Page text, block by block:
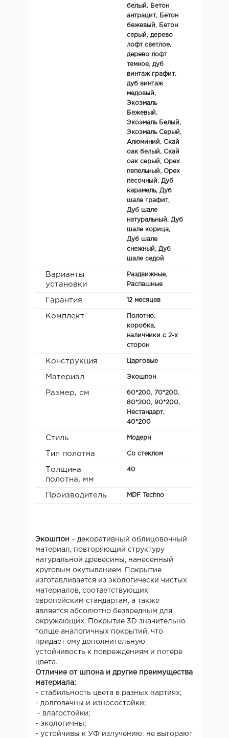
белый, Бетон
антрацит, Бетон
бежевый, Бетон
серый, дерево
лофт светлое,
дерево лофт
темное, дуб
винтаж графит,
дуб винтаж
медовый,
Экоэмаль
Бежевый,
Экоэмаль Белый,
Экоэмаль Серый,
Алюминий, Скай
оак белый, Скай
оак серый, Орех
пепельный, Орех
песочный, Дуб
карамель, Дуб
шале графит,
Дуб шале
натуральный, Дуб
шале корица,
Дуб шале
снежный, Дуб
шале седой
Варианты
установки
Раздвижные,
Распашные
Гарантия 12 месяцев
Комплект
Полотно,
коробка,
наличники с 2-х
сторон
Конструкция Царговые
Материал Экошпон
Размер, см
60*200, 70*200,
80*200, 90*200,
Нестандарт,
40*200
Стиль Модерн
Тип полотна Со стеклом
Толщина
полотна, мм
40
Производитель MDF Teсhno
Экошпон – декоративный облицовочный
материал, повторяющий структуру
натуральной древесины, нанесенный
круговым окутыванием. Покрытие
изготавливается из экологически чистых
материалов, соответствующих
европейским стандартам, а также
является абсолютно безвредным для
окружающих. Покрытие 3D значительно
толще аналогичных покрытий, что
придает ему дополнительную
устойчивость к повреждениям и потере
цвета.
Отличие от шпона и другие преимущества
материала:
- стабильность цвета в разных партиях;
- долговечны и износостойки;
- влагостойки;
- экологичны;
- устойчивы к УФ излучению: не выгорают